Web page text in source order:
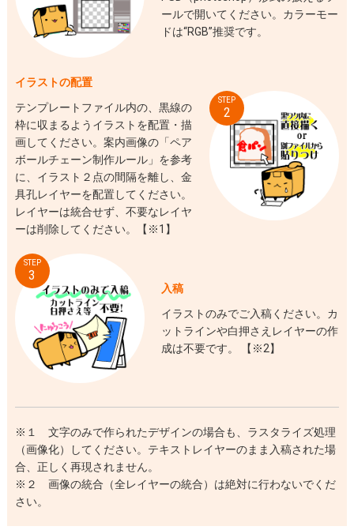
ールで開いてください。カラーモー
ドは“RGB”推奨です。
STEP
2
イラストの配置
テンプレートファイル内の、黒線の
枠に収まるようイラストを配置・描
画してください。案内画像の「ペア
ボールチェーン制作ルール」を参考
に、イラスト２点の間隔を離し、金
具孔レイヤーを配置してください。
レイヤーは統合せず、不要なレイヤ
ーは削除してください。【※1】
STEP
3
入稿
イラストのみでご入稿ください。カ
ットラインや白押さえレイヤーの作
成は不要です。 【※2】
※１ 文字のみで作られたデザインの場合も、ラスタライズ処理
（画像化）してください。テキストレイヤーのまま入稿された場
合、正しく再現されません。
※２ 画像の統合（全レイヤーの統合）は絶対に行わないでくだ
さい。